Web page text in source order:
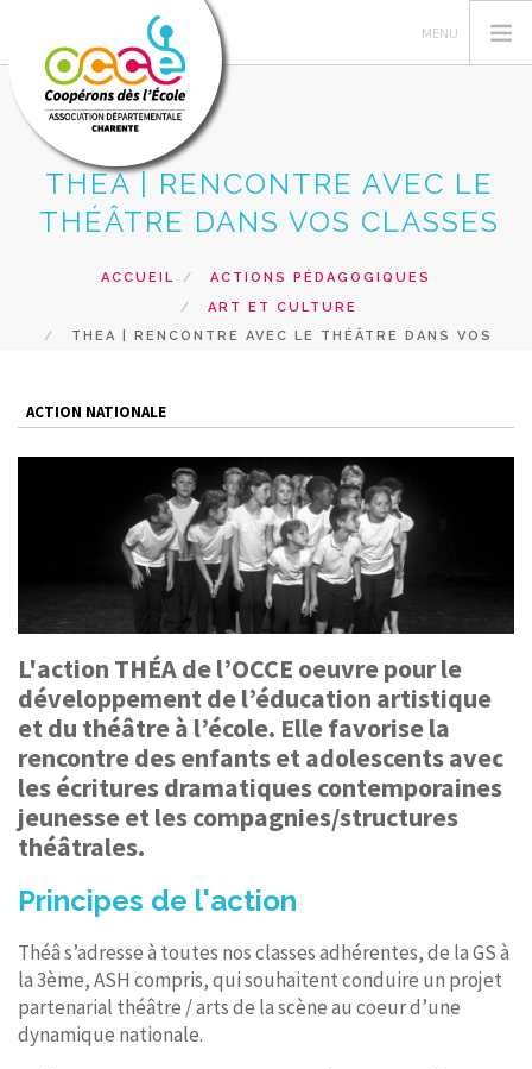
GÉRER SA COOPÉRATIVE
RESSOURCES PEDAGOGIQUES
RECHERCHER
THEA | RENCONTRE AVEC LE
THÉÂTRE DANS VOS CLASSES
ACCUEIL
ACTIONS PÉDAGOGIQUES
ART ET CULTURE
THEA | RENCONTRE AVEC LE THÉÂTRE DANS VOS
ACTION NATIONALE
L'action THÉA de l’OCCE oeuvre pour le
développement de l’éducation artistique
et du théâtre à l’école. Elle favorise la
rencontre des enfants et adolescents avec
les écritures dramatiques contemporaines
jeunesse et les compagnies/structures
théâtrales.
Principes de l'action
Théâ s’adresse à toutes nos classes adhérentes, de la GS à
la 3ème, ASH compris, qui souhaitent conduire un projet
partenarial théâtre / arts de la scène au coeur d’une
dynamique nationale.